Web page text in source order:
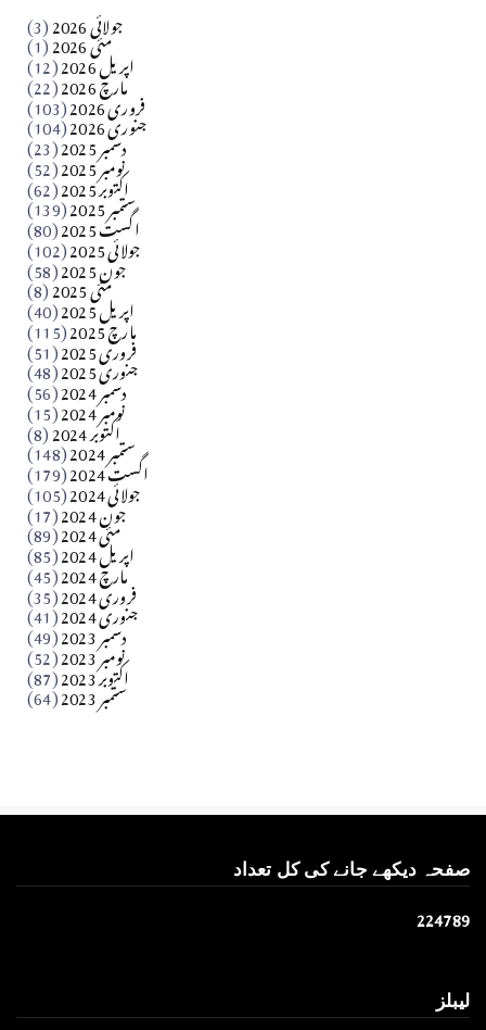
آزاد کشمیر جیسے احتجاج کی ضرورت ہے؟ از،،، ظہیرالدین
جولائی 2026 (3) مئی 2026 (1) اپریل 2026 (12) مارچ 2026 (22) فروری 2026 (103) جنوری 2026 (104) دسمبر 2025 (23) نومبر 2025 (52) اکتوبر 2025 (62) ستمبر 2025 (139) اگست 2025 (80) جولائی 2025 (102) جون 2025 (58) مئی 2025 (8) اپریل 2025 (40) مارچ 2025 (115) فروری 2025 (51) جنوری 2025 (48) دسمبر 2024 (56) نومبر 2024 (15) اکتوبر 2024 (8) ستمبر 2024 (148) اگست 2024 (179) جولائی 2024 (105) جون 2024 (17) مئی 2024 (89) اپریل 2024 (85) مارچ 2024 (45) فروری 2024 (35) جنوری 2024 (41) دسمبر 2023 (49) نومبر 2023 (52) اکتوبر 2023 (87) ستمبر 2023 (64)
صفحہ دیکھے جانے کی کل تعداد
224789
لیبلز